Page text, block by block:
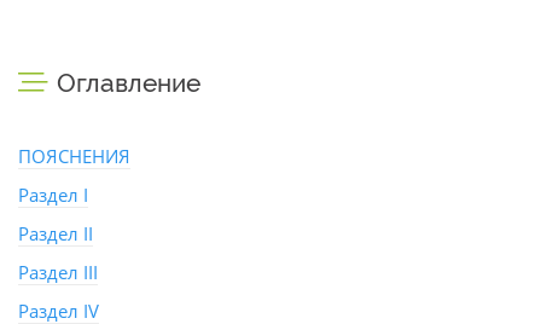
Оглавление
ПОЯСНЕНИЯ
Раздел I
Раздел II
Раздел III
Раздел IV